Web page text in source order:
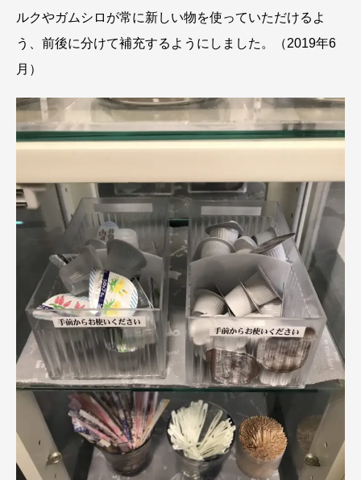
ルクやガムシロが常に新しい物を使っていただけるよ
う、前後に分けて補充するようにしました。（2019年6
月）